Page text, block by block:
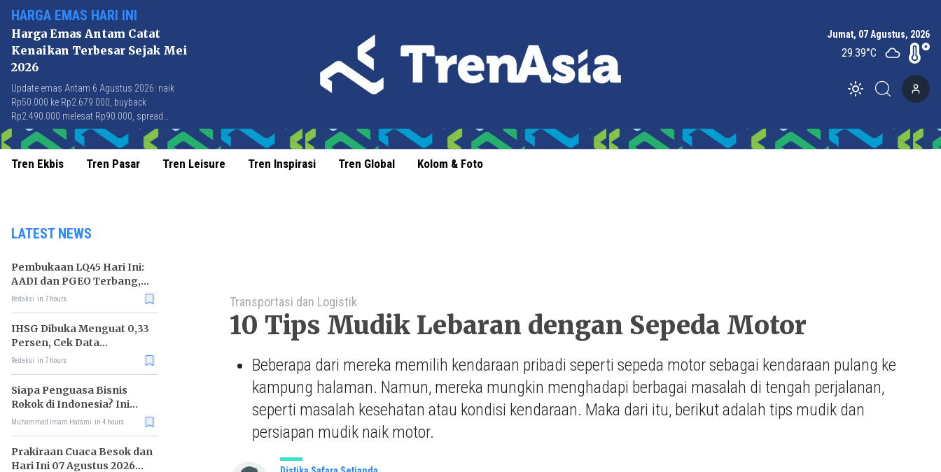
HARGA EMAS HARI INI
Harga Emas Antam Catat
Kenaikan Terbesar Sejak Mei
2026
Update emas Antam 6 Agustus 2026: naik
Rp50.000 ke Rp2.679.000, buyback
Rp2.490.000 melesat Rp90.000, spread
Rp189.000 tersempit sejak awal April 2026.
Jumat, 07 Agustus, 2026
29.39°C
Toggle theme
Tren Ekbis Tren Pasar Tren Leisure Tren Inspirasi Tren Global Kolom & Foto
LATEST NEWS
Pembukaan LQ45 Hari Ini:
AADI dan PGEO Terbang,
HRTA Tiarap
Redaksi in 7 hours
IHSG Dibuka Menguat 0,33
Persen, Cek Data
Lengkapnya
Redaksi in 7 hours
Siapa Penguasa Bisnis
Rokok di Indonesia? Ini
Daftar Raja Industri
Muhammad Imam Hatami in 4 hours
Prakiraan Cuaca Besok dan
Hari Ini 07 Agustus 2026
Transportasi dan Logistik
10 Tips Mudik Lebaran dengan Sepeda Motor
Beberapa dari mereka memilih kendaraan pribadi seperti sepeda motor sebagai kendaraan pulang ke
kampung halaman. Namun, mereka mungkin menghadapi berbagai masalah di tengah perjalanan,
seperti masalah kesehatan atau kondisi kendaraan. Maka dari itu, berikut adalah tips mudik dan
persiapan mudik naik motor.